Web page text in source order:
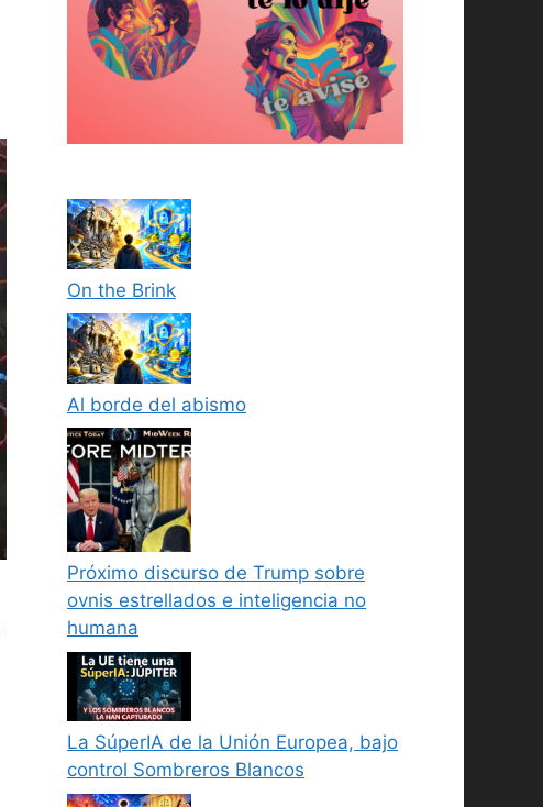
On the Brink
Al borde del abismo
Próximo discurso de Trump sobre
ovnis estrellados e inteligencia no
humana
La SúperIA de la Unión Europea, bajo
control Sombreros Blancos